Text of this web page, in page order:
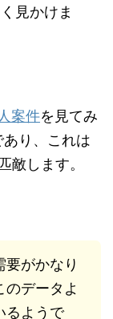
見かけま
案件を見てみ
り、これは
敵します。
要がかなり
のデータよ
るようで